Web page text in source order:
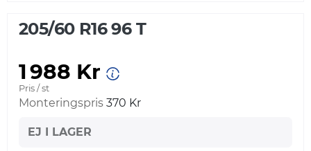
205/60 R16 96 T
1 988 Kr
Pris / st
Monteringspris 370 Kr
EJ I LAGER